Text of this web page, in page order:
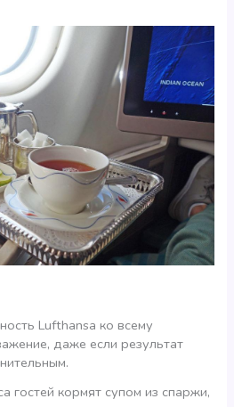
Lufthansa ко всему
даже если результат
гостей кормят супом из спаржи,